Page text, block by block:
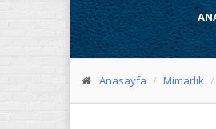
Anasayfa Mimarlık